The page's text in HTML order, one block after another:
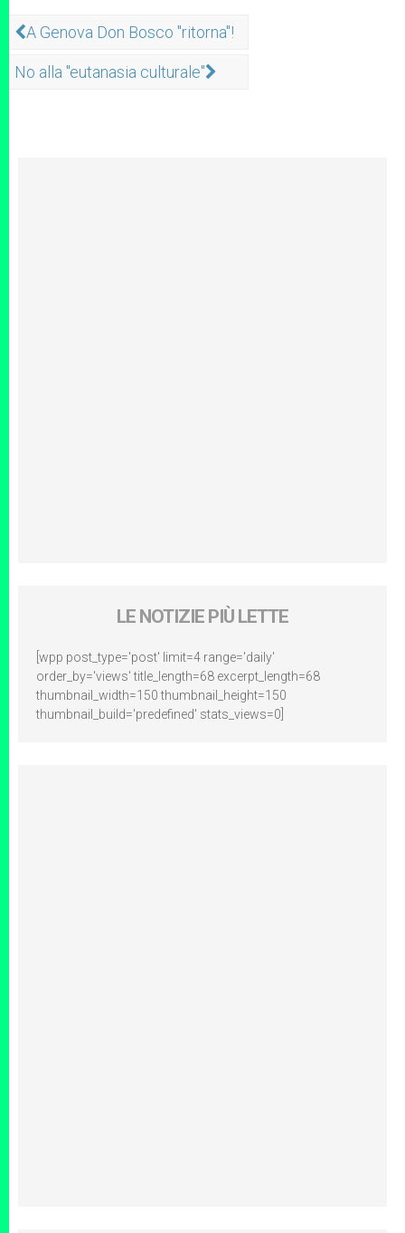
A Genova Don Bosco "ritorna"!
No alla "eutanasia culturale"
LE NOTIZIE PIÙ LETTE
[wpp post_type='post' limit=4 range='daily'
order_by='views' title_length=68 excerpt_length=68
thumbnail_width=150 thumbnail_height=150
thumbnail_build='predefined' stats_views=0]